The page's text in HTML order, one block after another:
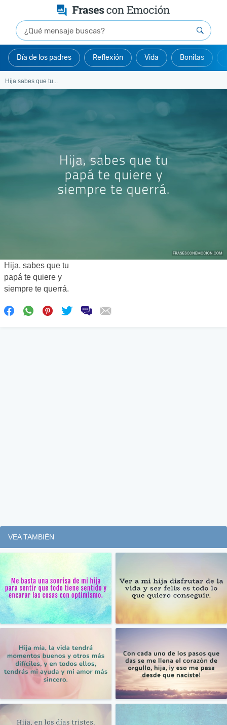
Día de los padres Reflexión Vida Bonitas
Hija sabes que tu...
Hija, sabes que tu
papá te quiere y
siempre te querrá.
VEA TAMBIÉN